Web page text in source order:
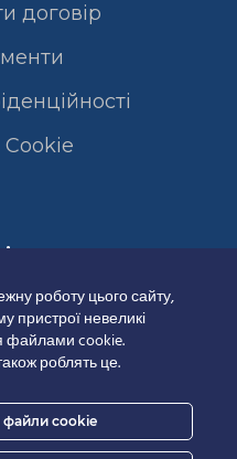
договір
роботу цього сайту,
пристрої невеликі
файлами cookie.
роблять це.
файли cookie